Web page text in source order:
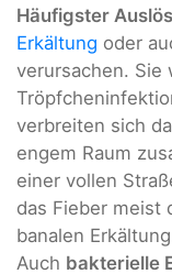
Häufigster
Erkältung oder
verursachen. Sie
verbreiten sich
engem Raum
einer vollen
das Fieber meist
banalen
Auch bakterielle